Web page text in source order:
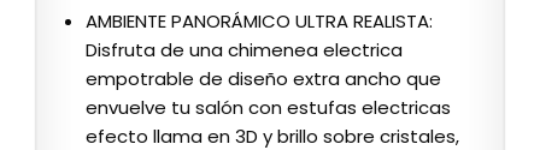
AMBIENTE PANORÁMICO ULTRA REALISTA:
Disfruta de una chimenea electrica
empotrable de diseño extra ancho que
envuelve tu salón con estufas electricas
efecto llama en 3D y brillo sobre cristales,